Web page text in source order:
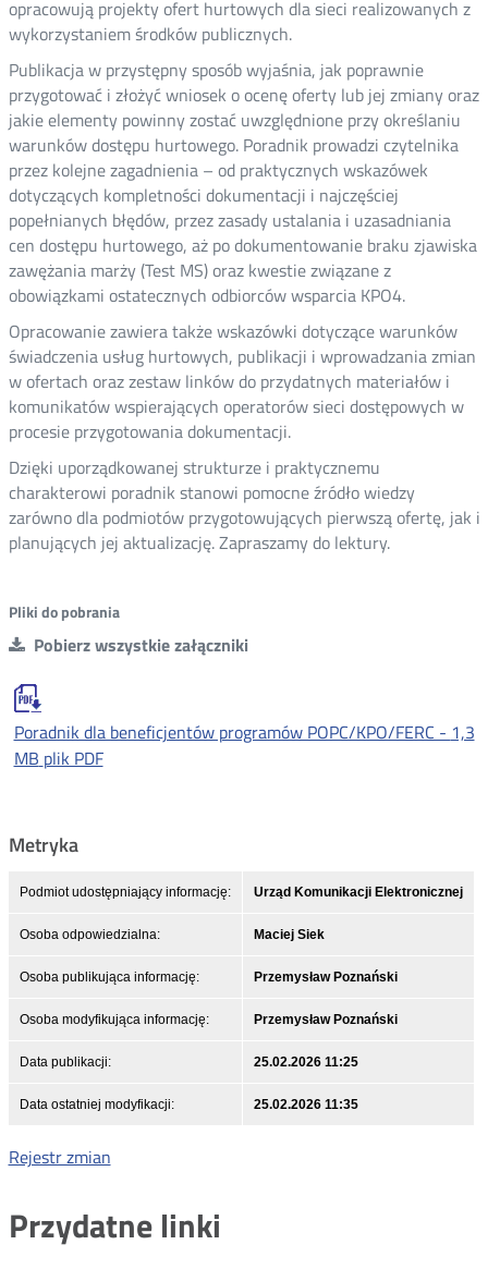
opracowują projekty ofert hurtowych dla sieci realizowanych z
wykorzystaniem środków publicznych.
Publikacja w przystępny sposób wyjaśnia, jak poprawnie
przygotować i złożyć wniosek o ocenę oferty lub jej zmiany oraz
jakie elementy powinny zostać uwzględnione przy określaniu
warunków dostępu hurtowego. Poradnik prowadzi czytelnika
przez kolejne zagadnienia – od praktycznych wskazówek
dotyczących kompletności dokumentacji i najczęściej
popełnianych błędów, przez zasady ustalania i uzasadniania
cen dostępu hurtowego, aż po dokumentowanie braku zjawiska
zawężania marży (Test MS) oraz kwestie związane z
obowiązkami ostatecznych odbiorców wsparcia KPO4.
Opracowanie zawiera także wskazówki dotyczące warunków
świadczenia usług hurtowych, publikacji i wprowadzania zmian
w ofertach oraz zestaw linków do przydatnych materiałów i
komunikatów wspierających operatorów sieci dostępowych w
procesie przygotowania dokumentacji.
Dzięki uporządkowanej strukturze i praktycznemu
charakterowi poradnik stanowi pomocne źródło wiedzy
zarówno dla podmiotów przygotowujących pierwszą ofertę, jak i
planujących jej aktualizację. Zapraszamy do lektury.
Pliki do pobrania
Pobierz wszystkie załączniki
Poradnik dla beneficjentów programów POPC/KPO/FERC - 1,3
MB plik PDF
Metryka
Podmiot udostępniający informację: Urząd Komunikacji Elektronicznej
Osoba odpowiedzialna: Maciej Siek
Osoba publikująca informację: Przemysław Poznański
Osoba modyfikująca informację: Przemysław Poznański
Data publikacji: 25.02.2026 11:25
Data ostatniej modyfikacji: 25.02.2026 11:35
Rejestr zmian
Przydatne linki